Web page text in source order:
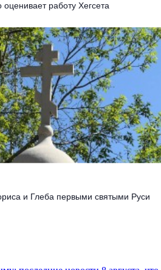
работу Хегсета
и Глеба первыми святыми Руси